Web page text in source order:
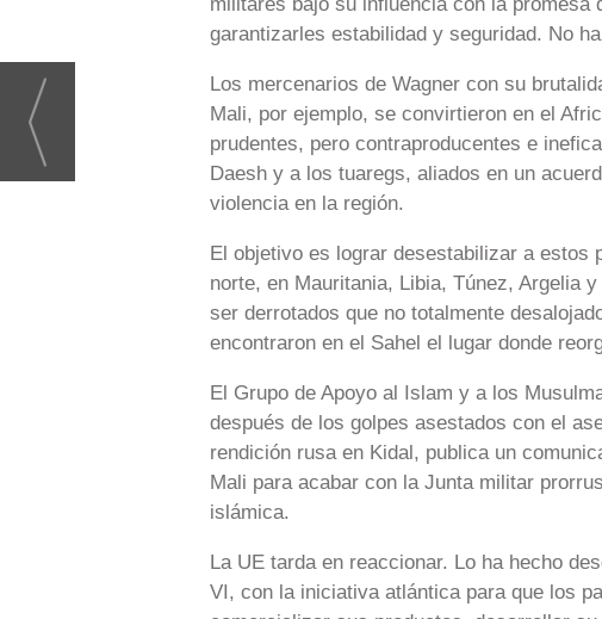
garantizarles estabilidad y seguridad. No
Los mercenarios de Wagner con su
Mali, por ejemplo, se convirtieron en el
prudentes, pero contraproducentes e
Daesh y a los tuaregs, aliados en un
violencia en la región.
El objetivo es lograr desestabilizar a estos
norte, en Mauritania, Libia, Túnez, Argelia
ser derrotados que no totalmente
encontraron en el Sahel el lugar donde
El Grupo de Apoyo al Islam y a los
después de los golpes asestados con el
rendición rusa en Kidal, publica un
Mali para acabar con la Junta militar
islámica.
La UE tarda en reaccionar. Lo ha hecho
VI, con la iniciativa atlántica para que los